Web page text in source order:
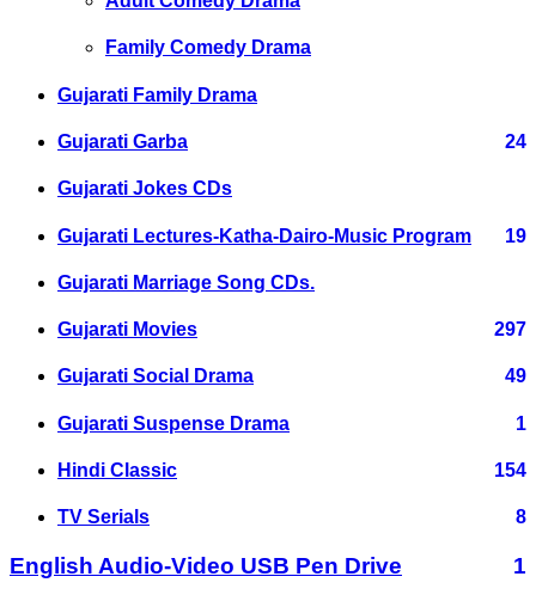
Family Comedy Drama
Gujarati Family Drama
Gujarati Garba 24
Gujarati Jokes CDs
Gujarati Lectures-Katha-Dairo-Music Program 19
Gujarati Marriage Song CDs.
Gujarati Movies 297
Gujarati Social Drama 49
Gujarati Suspense Drama 1
Hindi Classic 154
TV Serials 8
English Audio-Video USB Pen Drive
1